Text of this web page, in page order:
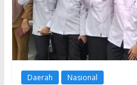
Daerah Nasional